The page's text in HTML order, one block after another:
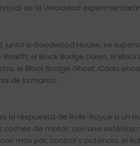
de la Velocidad
junto a Goodwood House, se
el Black Badge Dawn, el
el Black Badge Ghost. Cada
de la marca.
es la respuesta de Rolls-Royce a
coches de motor, con una estética
más par, control y potencia, el